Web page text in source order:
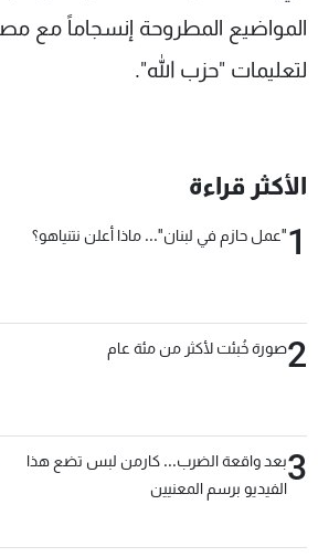
المواضيع المطروحة إنسجاماً مع
لتعليمات "حزب الله".
الأكثر قراءة
1"عمل حازم في لبنان"... ماذا أعلن نتنياهو؟
2صورة خُبئت لأكثر من مئة عام
3بعد واقعة الضرب... كارمن لبس تضع هذا
الفيديو برسم المعنيين